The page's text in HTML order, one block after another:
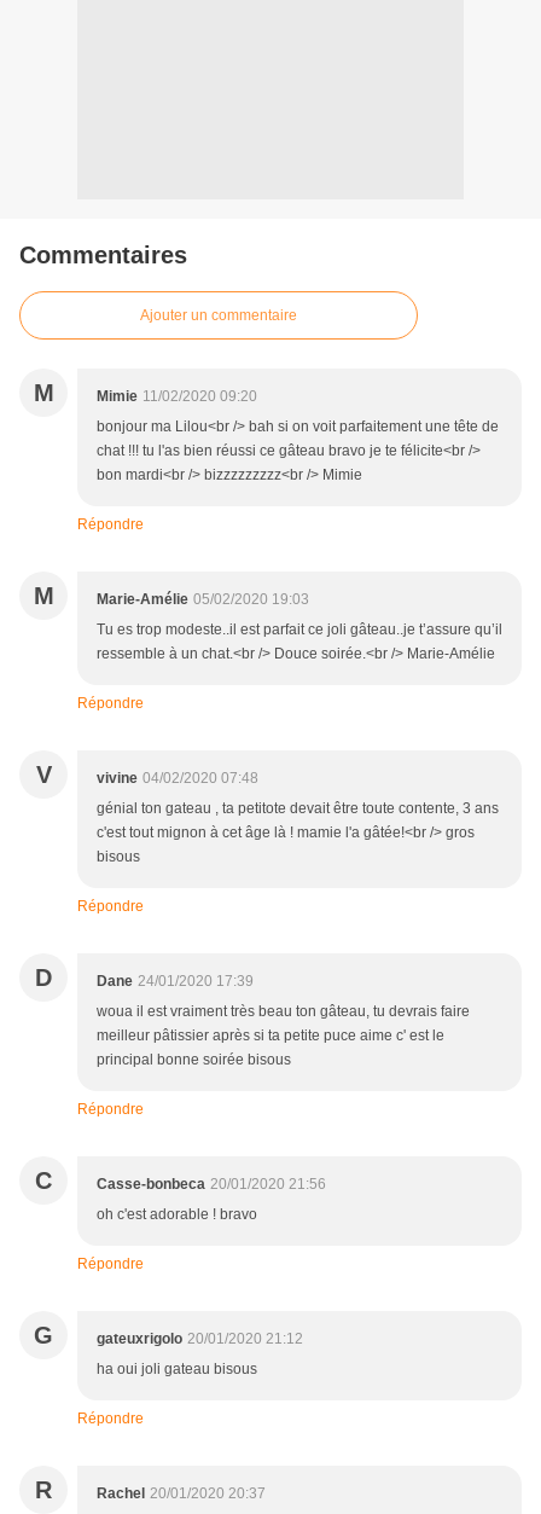
Commentaires
Ajouter un commentaire
M Mimie 11/02/2020 09:20
bonjour ma Lilou<br /> bah si on voit parfaitement une tête de
chat !!! tu l'as bien réussi ce gâteau bravo je te félicite<br />
bon mardi<br /> bizzzzzzzzz<br /> Mimie
Répondre
M Marie-Amélie 05/02/2020 19:03
Tu es trop modeste..il est parfait ce joli gâteau..je t’assure qu’il
ressemble à un chat.<br /> Douce soirée.<br /> Marie-Amélie
Répondre
V vivine 04/02/2020 07:48
génial ton gateau , ta petitote devait être toute contente, 3 ans
c'est tout mignon à cet âge là ! mamie l'a gâtée!<br /> gros
bisous
Répondre
D Dane 24/01/2020 17:39
woua il est vraiment très beau ton gâteau, tu devrais faire
meilleur pâtissier après si ta petite puce aime c' est le
principal bonne soirée bisous
Répondre
C Casse-bonbeca 20/01/2020 21:56
oh c'est adorable ! bravo
Répondre
G gateuxrigolo 20/01/2020 21:12
ha oui joli gateau bisous
Répondre
R Rachel 20/01/2020 20:37